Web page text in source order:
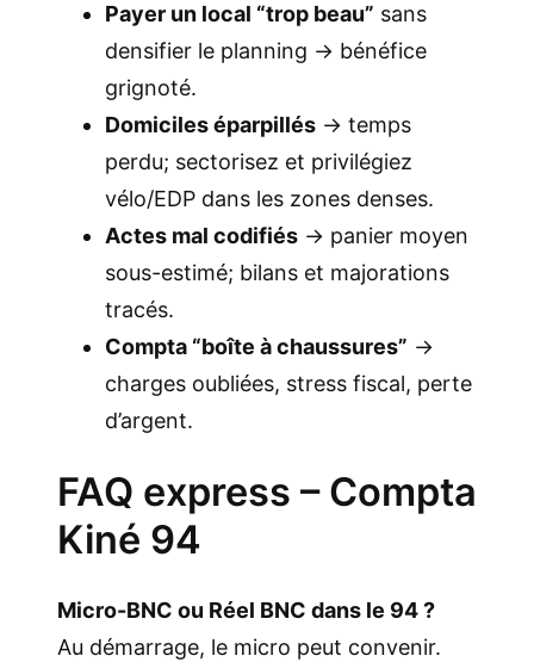
Payer un local “trop beau” sans
densifier le planning → bénéfice
grignoté.
Domiciles éparpillés → temps
perdu; sectorisez et privilégiez
vélo/EDP dans les zones denses.
Actes mal codifiés → panier moyen
sous-estimé; bilans et majorations
tracés.
Compta “boîte à chaussures” →
charges oubliées, stress fiscal, perte
d’argent.
FAQ express – Compta
Kiné 94
Micro-BNC ou Réel BNC dans le 94 ?
Au démarrage, le micro peut convenir.